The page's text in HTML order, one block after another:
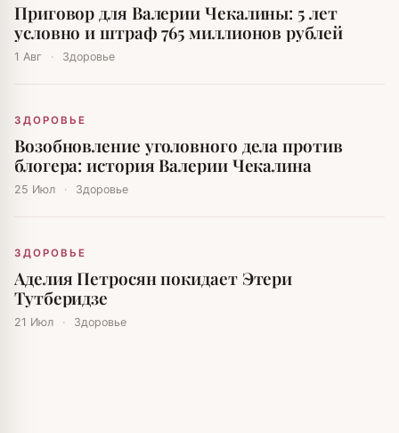
Приговор для Валерии Чекалины: 5 лет
условно и штраф 765 миллионов рублей
1 Авг · Здоровье
ЗДОРОВЬЕ
Возобновление уголовного дела против
блогера: история Валерии Чекалина
25 Июл · Здоровье
ЗДОРОВЬЕ
Аделия Петросян покидает Этери
Тутберидзе
21 Июл · Здоровье